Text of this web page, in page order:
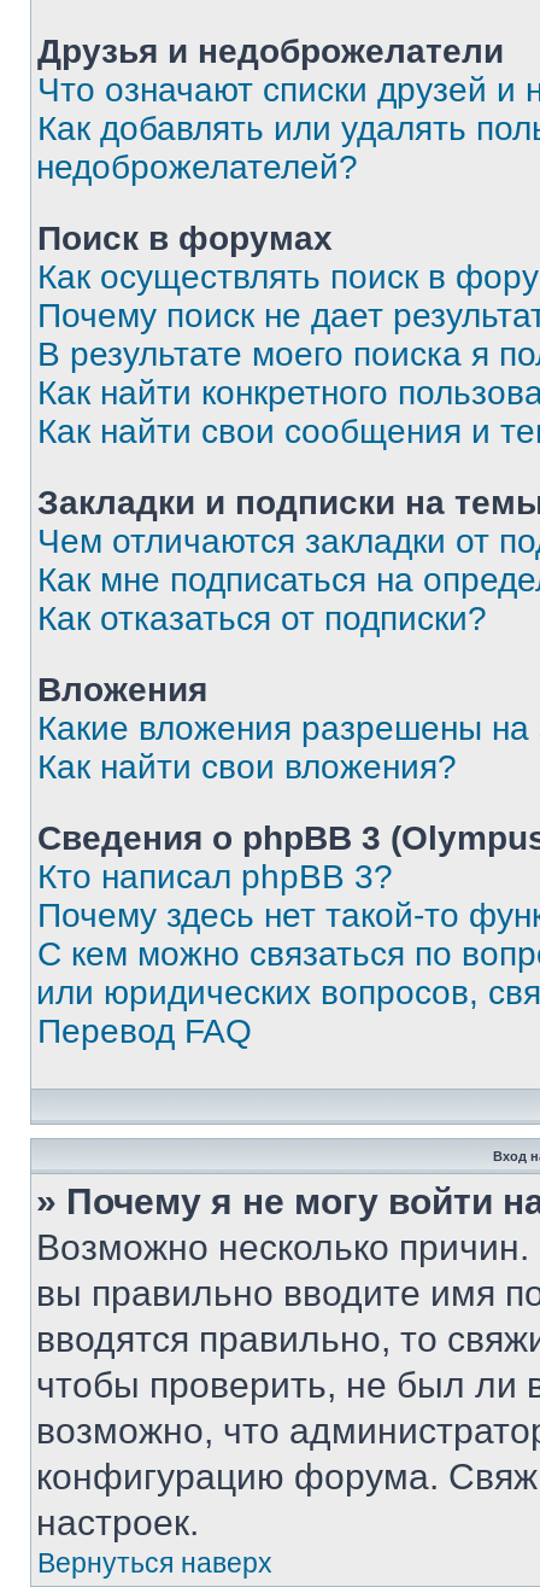
Друзья и недоброжелатели
Что означают списки друзей и
Как добавлять или удалять
недоброжелателей?
Поиск в форумах
Как осуществлять поиск в
Почему поиск не дает
В результате моего поиска я
Как найти конкретного
Как найти свои сообщения и
Закладки и подписки на
Чем отличаются закладки от
Как мне подписаться на
Как отказаться от подписки?
Вложения
Какие вложения разрешены
Как найти свои вложения?
Сведения о phpBB 3
Кто написал phpBB 3?
Почему здесь нет такой-то
С кем можно связаться по
или юридических вопросов,
Перевод FAQ
Вход
» Почему я не могу войти
Возможно несколько
вы правильно вводите имя
вводятся правильно, то
чтобы проверить, не был ли
возможно, что
конфигурацию форума.
настроек.
Вернуться наверх